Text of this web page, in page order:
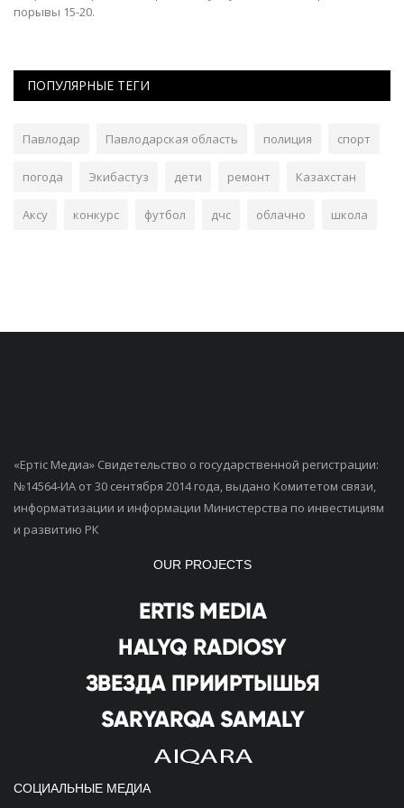
порывы 15-20.
ПОПУЛЯРНЫЕ ТЕГИ
Павлодар Павлодарская область полиция спорт
погода Экибастуз дети ремонт Казахстан
Аксу конкурс футбол дчс облачно школа
«Ертiс Медиа» Свидетельство о государственной регистрации:
№14564-ИА от 30 сентября 2014 года, выдано Комитетом связи,
информатизации и информации Министерства по инвестициям
и развитию РК
OUR PROJECTS
СОЦИАЛЬНЫЕ МЕДИА